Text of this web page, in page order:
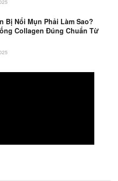
Bị Nổi Mụn Phải Làm Sao?
Collagen Đúng Chuẩn Từ